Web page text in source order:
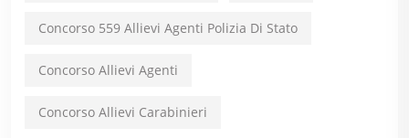
Concorso 559 Allievi Agenti Polizia Di Stato
Concorso Allievi Agenti
Concorso Allievi Carabinieri